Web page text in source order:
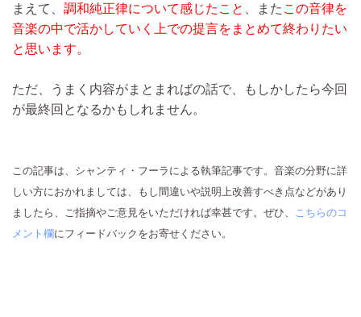
まえて、 調和純正律について感じたこと 、また この音律を
音楽の中で活かしていく上での提言をまとめて終わりたい
と思います。
ただ、うまく内容がまとまればの話で、もしかしたら今回
が最終回となるかもしれません。
この記事は、シャンティ・フーラによる執筆記事です。音楽の分野に詳
しい方におかれましては、もし間違いや説明上改善すべき点などがあり
ましたら、ご指摘やご意見をいただければ幸甚です。ぜひ、
こちらのコ
メント欄にフィードバックをお寄せください。